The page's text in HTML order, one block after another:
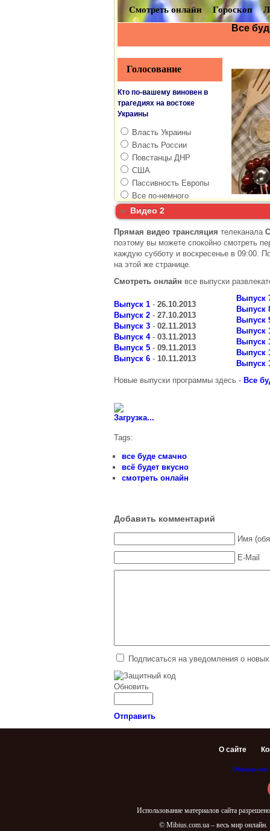
Видео 2
Прямая видео трансляция телеканала
поэтому вы можете спокойно смотреть
каждую субботу и воскресенье в 09:00.
на этой же странице.
Смотреть онлайн все выпуски
Выпуск 1 - 26.10.2013
Выпуск 2 - 27.10.2013
Выпуск 3 - 02.11.2013
Выпуск 4- 03.11.2013
Выпуск 5 - 09.11.2013
Выпуск 6 - 10.11.2013
Выпуск
Выпуск
Выпуск
Выпуск
Выпуск
Выпуск
Выпуск
Новые выпуски программы здесь - Все
Загрузка...
Tags:
все буде смачно
всё будет вкусно
смотреть онлайн
Добавить комментарий
Имя
E-Mail
Подписаться на уведомления о
Обновить
Отправить
О сайте
Обращение
Использование материалов сайта
© Mibius.com.ua – весь мир онлайн.